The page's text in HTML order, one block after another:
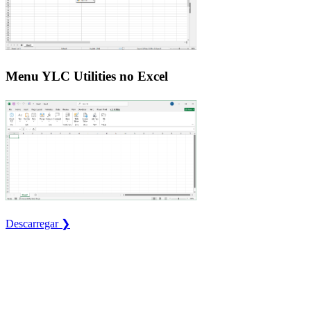
Menu YLC Utilities no Excel
Descarregar ❯